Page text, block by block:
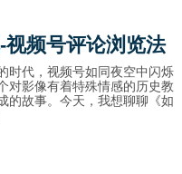
频号评论浏览法
时代，视频号如同夜空中闪烁
对影像有着特殊情感的历史教
的故事。今天，我想聊聊《如